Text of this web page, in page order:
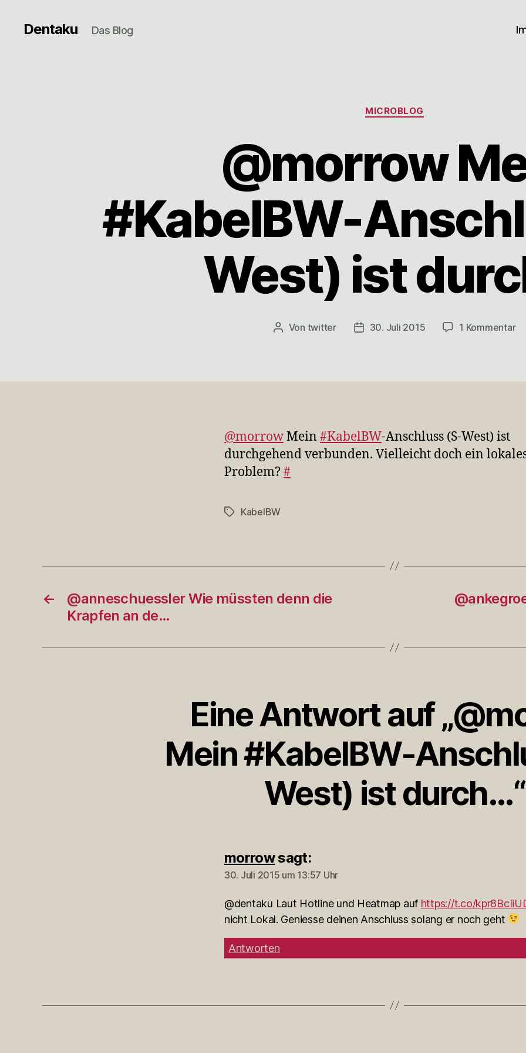
Dentaku Das Blog
Kategorien
MICROBLOG
@morrow
#KabelBW-
West) ist
Beitragsautor
Von twitter Veröffentlichungsdatum
30. Juli 2015 1 Kommentarzu
@morrowMein #KabelBW-Anschluss (S-West) ist
durchgehend verbunden. Vielleicht doch ein
Problem?#
Schlagwörter
KabelBW
←
@anneschuessler Wie müssten denn die
Krapfen an de…
Eine Antwort auf
Mein #KabelBW-
West) ist durch…“
morrowsagt:
30. Juli 2015 um 13:57 Uhr
@dentaku Laut Hotline und Heatmap auf https://t.co/
nicht Lokal. Geniesse deinen Anschluss solang er noch geht
Antworten